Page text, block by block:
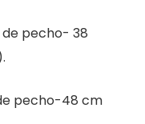
pecho- 38
pecho-48 cm